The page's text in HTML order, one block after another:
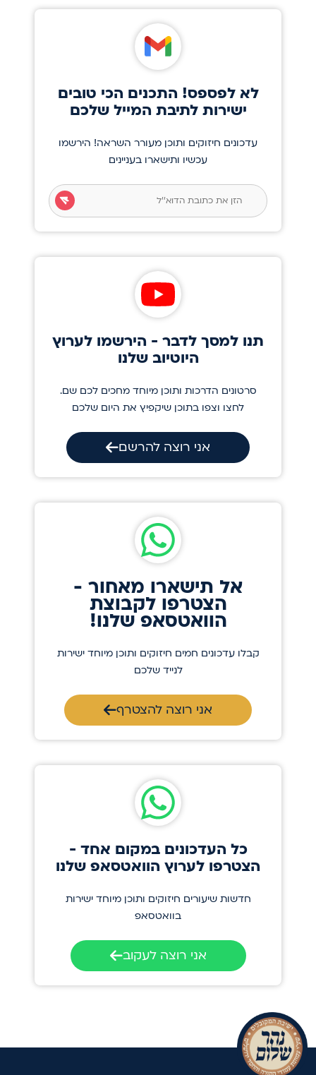
לא לפספס! התכנים הכי טובים
ישירות לתיבת המייל שלכם
עדכונים חיזוקים ותוכן מעורר השראה! הירשמו
עכשיו ותישארו בעניינים
תנו למסך לדבר - הירשמו לערוץ
היוטיוב שלנו
סרטונים הדרכות ותוכן מיוחד מחכים לכם שם.
לחצו וצפו בתוכן שיקפיץ את היום שלכם
אני רוצה להרשם
אל תישארו מאחור -
הצטרפו לקבוצת
הוואטסאפ שלנו!
קבלו עדכונים חמים חיזוקים ותוכן מיוחד ישירות
לנייד שלכם
אני רוצה להצטרף
כל העדכונים במקום אחד -
הצטרפו לערוץ הוואטסאפ שלנו
חדשות שיעורים חיזוקים ותוכן מיוחד ישירות
בוואטסאפ
אני רוצה לעקוב